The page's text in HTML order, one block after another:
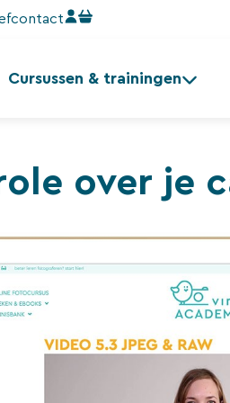
contact
Cursussen & trainingen
over je